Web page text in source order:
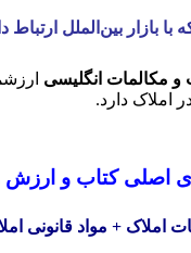
بازار بین‌الملل ارتباط
و مکالمات انگلیسی
املاک دارد.
اصلی کتاب و ارزش